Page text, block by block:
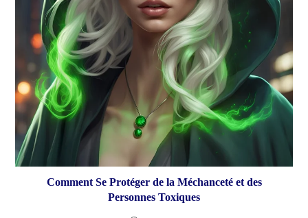
Comment Se Protéger de la Méchanceté et des
Personnes Toxiques